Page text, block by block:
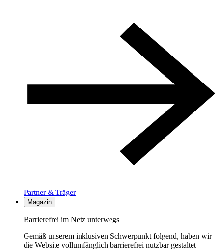
Partner & Träger
Magazin
Barrierefrei im Netz unterwegs
Gemäß unserem inklusiven Schwerpunkt folgend, haben wir
die Website vollumfänglich barrierefrei nutzbar gestaltet